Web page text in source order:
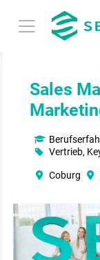
Sales
Coburg
Vertrieb,